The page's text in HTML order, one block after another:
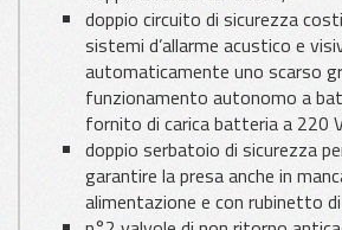
doppio circuito di sicurezza
sistemi d’allarme acustico e
automaticamente uno scarso
funzionamento autonomo a
fornito di carica batteria a 220
doppio serbatoio di sicurezza
garantire la presa anche in
alimentazione e con rubinetto